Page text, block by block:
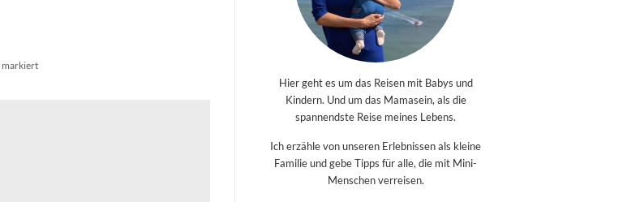
markiert
Hier geht es um das Reisen mit Babys und
Kindern. Und um das Mamasein, als die
spannendste Reise meines Lebens.
Ich erzähle von unseren Erlebnissen als kleine
Familie und gebe Tipps für alle, die mit Mini-
Menschen verreisen.